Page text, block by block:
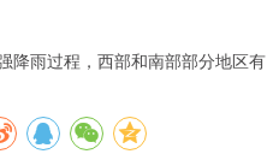
降雨过程，西部和南部部分地区有